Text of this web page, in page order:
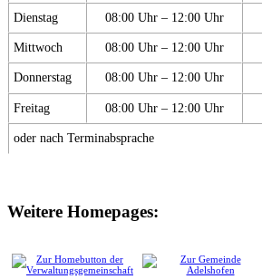
Dienstag 08:00 Uhr – 12:00 Uhr
Mittwoch 08:00 Uhr – 12:00 Uhr
Donnerstag 08:00 Uhr – 12:00 Uhr
Freitag 08:00 Uhr – 12:00 Uhr
oder nach Terminabsprache
Weitere Homepages: